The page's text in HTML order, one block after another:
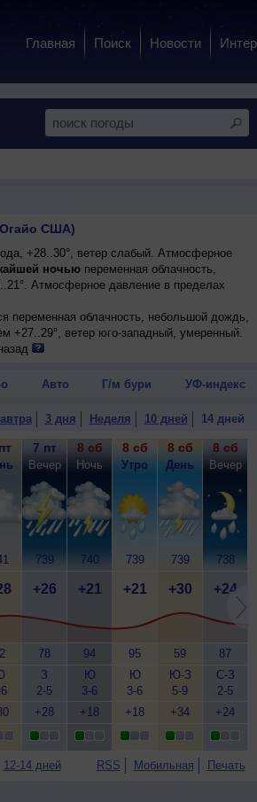
Главная Поиск Новости
США)
+28..30°, ветер слабый. Атмосферное
ночьюпеременная облачность,
Атмосферное давление в пределах
переменная облачность, небольшой дождь,
+27..29°, ветер юго-западный, умеренный.
Авто Г/м бури УФ-индекс
3 дня Неделя 10 дней 14 дней
7 пт
Вечер
739
+26
78
З
2-5
+28
8 сб
Ночь
740
+21
94
Ю
3-6
+18
8 сб
Утро
739
+21
95
Ю
3-6
+18
8 сб
День
739
+30
59
Ю-З
5-9
+34
8 сб
Вечер
738
+24
87
С-З
2-5
+24
12-14 дней RSS Мобильная Печать